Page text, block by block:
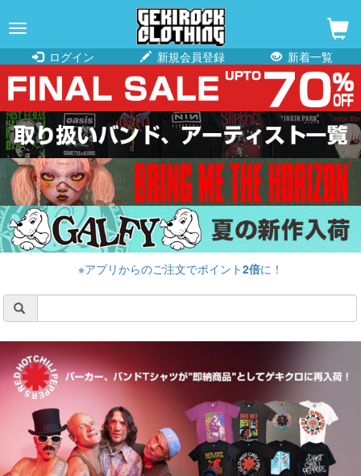
navigation
ログイン
新規会員登録 新着一覧
※アプリからのご注文でポイント2倍に！